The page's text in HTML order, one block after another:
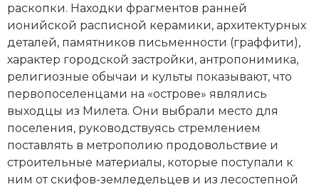
Религия и церковь
Россия
Северная Америка
Социально-экономическая история
Специальные исторические дисциплины
СССР
раскопки. Находки фрагментов ранней
ионийской расписной керамики, архитектурных
деталей, памятников письменности (граффити),
характер городской застройки, антропонимика,
религиозные обычаи и культы показывают, что
первопоселенцами на «острове» являлись
выходцы из Милета. Они выбрали место для
поселения, руководствуясь стремлением
поставлять в метрополию продовольствие и
строительные материалы, которые поступали к
ним от скифов-земледельцев и из лесостепной